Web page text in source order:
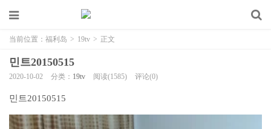
当前位置： 福利岛 > 19tv > 正文
민트20150515
2020-10-02 分类： 19tv 阅读(1585) 评论(0)
민트20150515